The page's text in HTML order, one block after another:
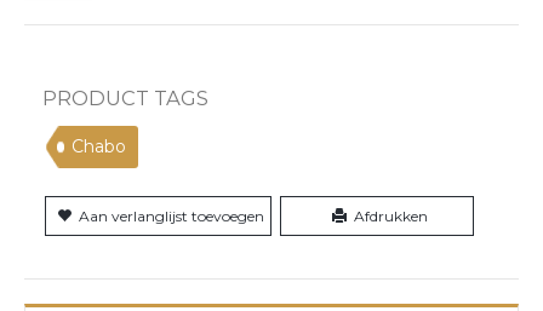
PRODUCT TAGS
Chabo
Aan verlanglijst toevoegen Afdrukken